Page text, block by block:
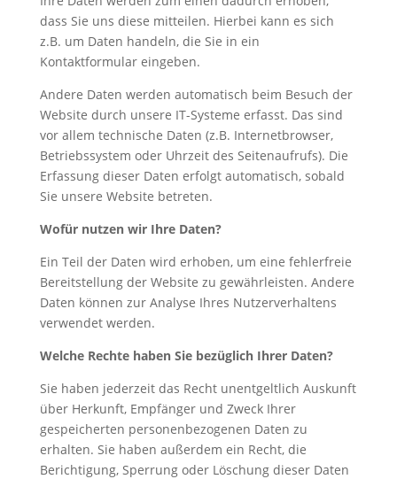
dass Sie uns diese mitteilen. Hierbei kann es sich
z.B. um Daten handeln, die Sie in ein
Kontaktformular eingeben.
Andere Daten werden automatisch beim Besuch der
Website durch unsere IT-Systeme erfasst. Das sind
vor allem technische Daten (z.B. Internetbrowser,
Betriebssystem oder Uhrzeit des Seitenaufrufs). Die
Erfassung dieser Daten erfolgt automatisch, sobald
Sie unsere Website betreten.
Wofür nutzen wir Ihre Daten?
Ein Teil der Daten wird erhoben, um eine fehlerfreie
Bereitstellung der Website zu gewährleisten. Andere
Daten können zur Analyse Ihres Nutzerverhaltens
verwendet werden.
Welche Rechte haben Sie bezüglich Ihrer Daten?
Sie haben jederzeit das Recht unentgeltlich Auskunft
über Herkunft, Empfänger und Zweck Ihrer
gespeicherten personenbezogenen Daten zu
erhalten. Sie haben außerdem ein Recht, die
Berichtigung, Sperrung oder Löschung dieser Daten